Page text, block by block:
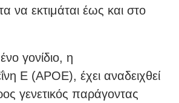
να εκτιμάται έως και στο
γονίδιο, η
Ε (APOE), έχει αναδειχθεί
γενετικός παράγοντας